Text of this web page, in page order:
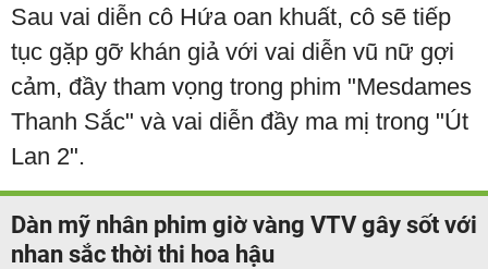
Sau vai diễn cô Hứa oan khuất, cô sẽ tiếp
tục gặp gỡ khán giả với vai diễn vũ nữ gợi
cảm, đầy tham vọng trong phim "Mesdames
Thanh Sắc" và vai diễn đầy ma mị trong "Út
Lan 2".
Dàn mỹ nhân phim giờ vàng VTV gây sốt với
nhan sắc thời thi hoa hậu